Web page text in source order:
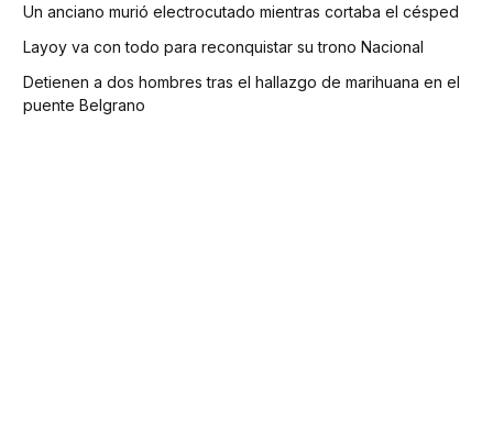
Un anciano murió electrocutado mientras cortaba el césped
Layoy va con todo para reconquistar su trono Nacional
Detienen a dos hombres tras el hallazgo de marihuana en el
puente Belgrano